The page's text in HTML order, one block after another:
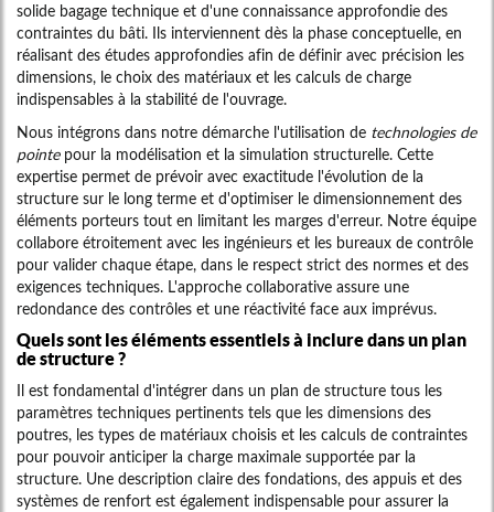
solide bagage technique et d'une connaissance approfondie des
contraintes du bâti. Ils interviennent dès la phase conceptuelle, en
réalisant des études approfondies afin de définir avec précision les
dimensions, le choix des matériaux et les calculs de charge
indispensables à la stabilité de l'ouvrage.
Nous intégrons dans notre démarche l'utilisation de technologies de
pointepour la modélisation et la simulation structurelle. Cette
expertise permet de prévoir avec exactitude l'évolution de la
structure sur le long terme et d'optimiser le dimensionnement des
éléments porteurs tout en limitant les marges d'erreur. Notre équipe
collabore étroitement avec les ingénieurs et les bureaux de contrôle
pour valider chaque étape, dans le respect strict des normes et des
exigences techniques. L'approche collaborative assure une
redondance des contrôles et une réactivité face aux imprévus.
Quels sont les éléments essentiels à inclure dans un plan
de structure ?
Il est fondamental d'intégrer dans un plan de structure tous les
paramètres techniques pertinents tels que les dimensions des
poutres, les types de matériaux choisis et les calculs de contraintes
pour pouvoir anticiper la charge maximale supportée par la
structure. Une description claire des fondations, des appuis et des
systèmes de renfort est également indispensable pour assurer la